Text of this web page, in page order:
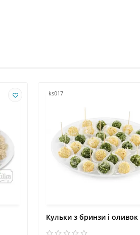
ks017
Кульки з бринзи і оливок